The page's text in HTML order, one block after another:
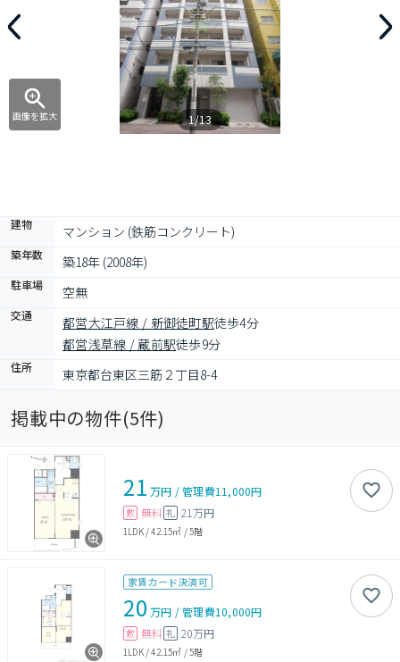
画像を拡大 1/13
建物 マンション (鉄筋コンクリート)
築年数 築18年 (2008年)
駐車場 空無
交通 都営大江戸線 / 新御徒町駅徒歩4分
都営浅草線 / 蔵前駅徒歩9分
住所 東京都台東区三筋２丁目8-4
掲載中の物件(5件)
21 万円 /管理費11,000円
敷 無料 礼 21万円
1LDK/42.15㎡ /5階
家賃カード決済可
20 万円 /管理費10,000円
敷 無料 礼 20万円
1LDK/42.15㎡ /5階